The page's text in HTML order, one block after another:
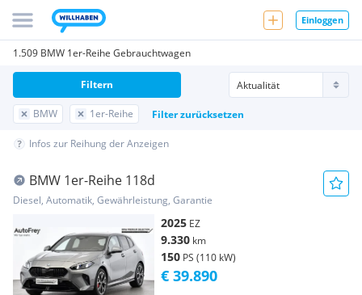
Einloggen
1.509 BMW 1er-Reihe Gebrauchtwagen
BMW 1er-Reihe Filter zurücksetzen
Filtern
Infos zur Reihung der Anzeigen
BMW 1er-Reihe 118d
Diesel, Automatik, Gewährleistung, Garantie
2025 EZ
9.330 km
150 PS (110 kW)
€ 39.890